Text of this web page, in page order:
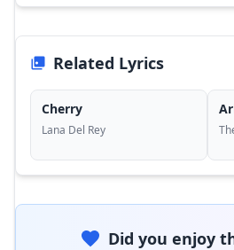
Related Lyrics
Cherry
Lana Del Rey
Did you enjoy